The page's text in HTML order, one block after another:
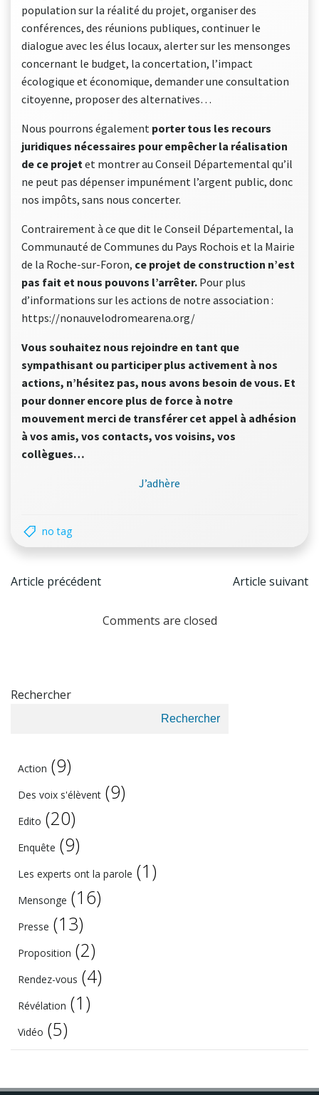
population sur la réalité du projet, organiser des
conférences, des réunions publiques, continuer le
dialogue avec les élus locaux, alerter sur les mensonges
concernant le budget, la concertation, l’impact
écologique et économique, demander une consultation
citoyenne, proposer des alternatives…
Nous pourrons également porter tous les recours
juridiques nécessaires pour empêcher la réalisation
de ce projetet montrer au Conseil Départemental qu’il
ne peut pas dépenser impunément l’argent public, donc
nos impôts, sans nous concerter.
Contrairement à ce que dit le Conseil Départemental, la
Communauté de Communes du Pays Rochois et la Mairie
de la Roche-sur-Foron, ce projet de construction n’est
pas fait et nous pouvons l’arrêter. Pour plus
d’informations sur les actions de notre association :
https://nonauvelodromearena.org/
Vous souhaitez nous rejoindre en tant que
sympathisant ou participer plus activement à nos
actions, n’hésitez pas, nous avons besoin de vous. Et
pour donner encore plus de force à notre
mouvement merci de transférer cet appel à adhésion
à vos amis, vos contacts, vos voisins, vos
collègues…
J’adhère
no tag
Post
navigation
Article précédent
Post
Article suivant
Comments are closed
Rechercher
Rechercher
Action (9)
Des voix s'élèvent (9)
Edito (20)
Enquête (9)
Les experts ont la parole (1)
Mensonge (16)
Presse (13)
Proposition (2)
Rendez-vous (4)
Révélation (1)
Vidéo (5)